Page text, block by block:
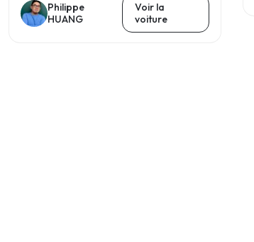
Philippe
HUANG
Voir la
voiture